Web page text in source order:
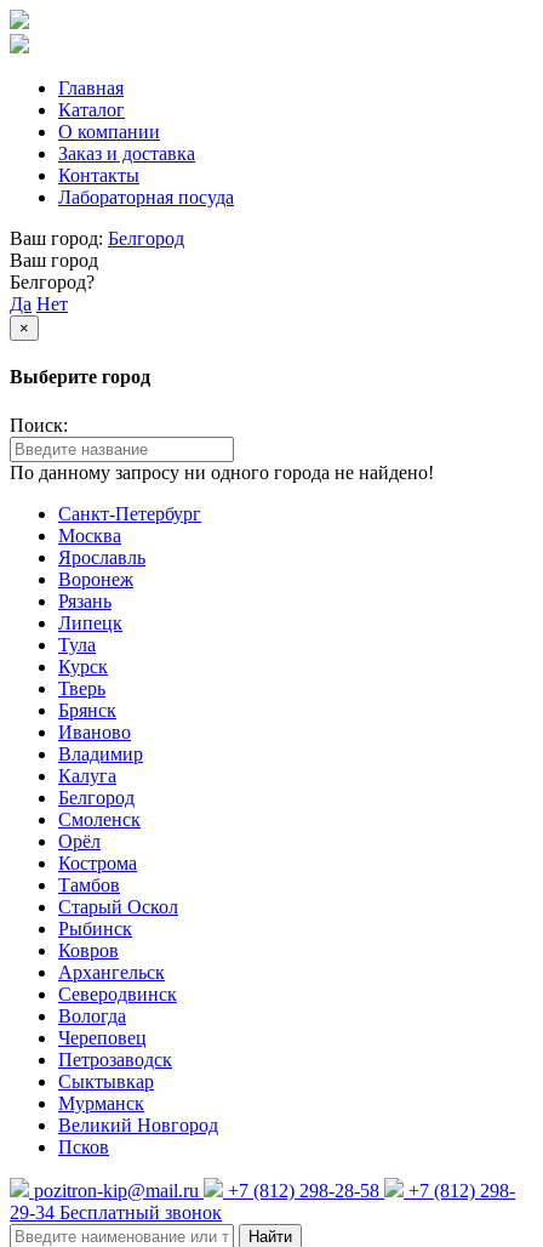
Главная
Каталог
О компании
Заказ и доставка
Контакты
Лабораторная посуда
Ваш город: Белгород
Ваш город
Белгород?
Да Нет
×
Выберите город
Поиск:
По данному запросу ни одного города не найдено!
Санкт-Петербург
Москва
Ярославль
Воронеж
Рязань
Липецк
Тула
Курск
Тверь
Брянск
Иваново
Владимир
Калуга
Белгород
Смоленск
Орёл
Кострома
Тамбов
Старый Оскол
Рыбинск
Ковров
Архангельск
Северодвинск
Вологда
Череповец
Петрозаводск
Сыктывкар
Мурманск
Великий Новгород
Псков
pozitron-kip@mail.ru +7 (812) 298-28-58
+7 (812) 298-
29-34 Бесплатный звонок
Найти